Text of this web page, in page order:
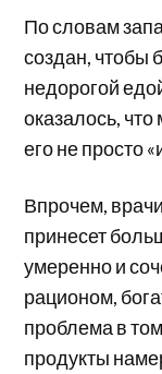
По словам
создан, чтобы
недорогой
оказалось,
его не просто
Впрочем,
принесет
умеренно и
рационом,
проблема в
продукты